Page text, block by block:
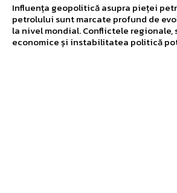
Influența geopolitică asupra pieței
petrolului sunt marcate profund de
la nivel mondial. Conflictele
economice și instabilitatea politică